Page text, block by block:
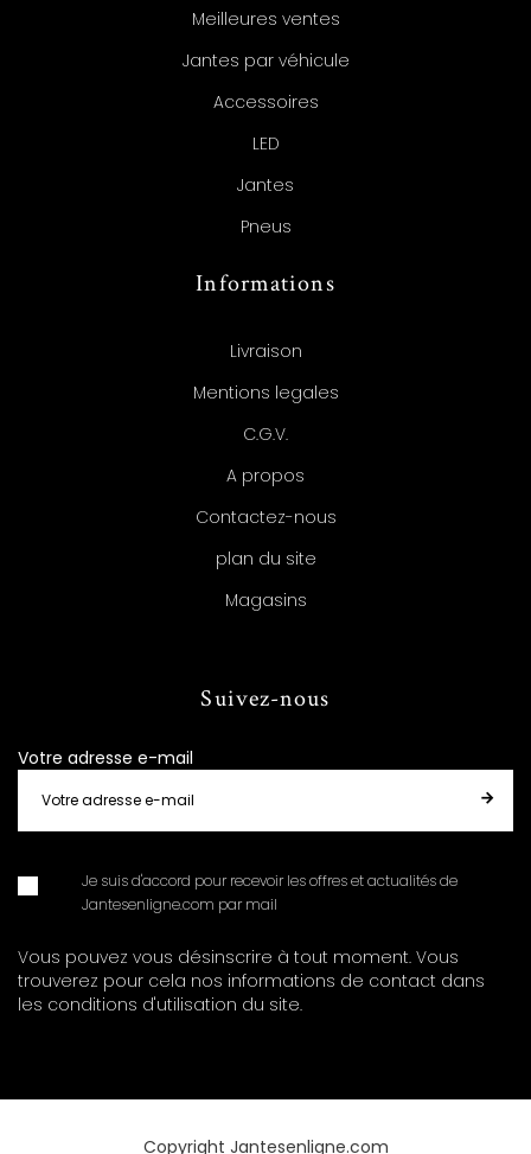
Meilleures ventes
Jantes par véhicule
Accessoires
LED
Jantes
Pneus
Informations
Livraison
Mentions legales
C.G.V.
A propos
Contactez-nous
plan du site
Magasins
Suivez-nous
Votre adresse e-mail
Je suis d'accord pour recevoir les offres et actualités de
Jantesenligne.com par mail
Vous pouvez vous désinscrire à tout moment. Vous
trouverez pour cela nos informations de contact dans
les conditions d'utilisation du site.
Copyright Jantesenligne.com